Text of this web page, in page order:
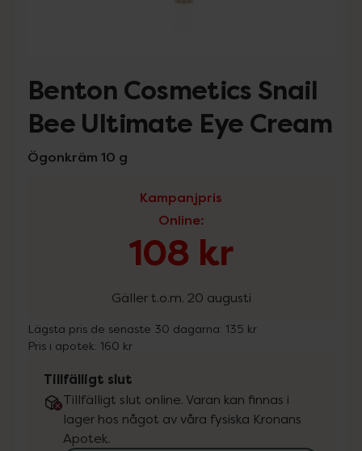
Benton Cosmetics Snail
Bee Ultimate Eye Cream
Ögonkräm 10 g
Kampanjpris
Online:
108 kr
Gäller t.o.m. 20 augusti
Lägsta pris de senaste 30 dagarna: 135 kr
Pris i apotek: 160 kr
Tillfälligt slut
Tillfälligt slut online. Varan kan finnas i
lager hos något av våra fysiska Kronans
Apotek.